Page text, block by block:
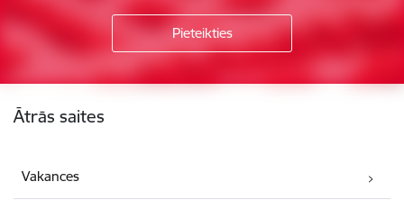
Ātrās saites
Vakances